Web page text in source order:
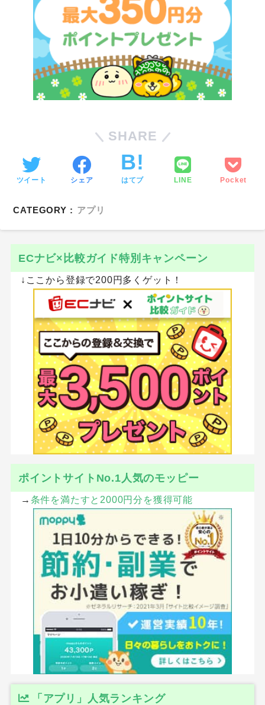
SHARE
ツイート シェア はてブ LINE Pocket
CATEGORY : アプリ
ECナビ×比較ガイド特別キャンペーン
↓ここから登録で200円多くゲット！
ポイントサイトNo.1人気のモッピー
→ 条件を満たすと2000円分を獲得可能
「アプリ」人気ランキング